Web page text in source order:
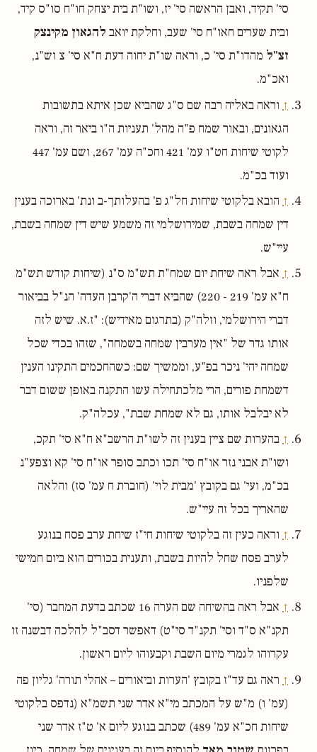
סי' תקיד, ואבן הראשה סי' יז, ושו"ת בית יצחק חו"ח סו"ס קיד,
ובית שערים חאו"ח סי' שעב, וחלקת יואב להגאון מקינצק
זצ"ל מהדו"ת סי' כ, וראה שו"ת יחוה דעת ח"א סי' צ וש"נ,
ואכ"מ.
↑ וראה באליה רבה שם ס"ג שהביא שכן איתא בתשובות
הגאונים, ובאור שמח פ"ה מהל' תעניות ה"ו ביאר זה, וראה
לקוטי שיחות חט"ו עמ' 421 וחכ"ה עמ' 267, ושם עמ' 447
ועוד בכ"מ.
↑ הובא בלקוטי שיחות חל"ג פ' בהעלותך-ב ונת' בארוכה בענין
דין שמחה בשבת, שמירושלמי זה משמע שיש דין שמחה בשבת,
עיי"ש.
↑ אבל ראה שיחת יום שמח"ת תש"מ ס"נ (שיחות קודש תש"מ
ח"א עמ' 219 - 220) שהביא דברי ה'קרבן העדה' הנ"ל בביאור
דברי הירושלמי, וזלה"ק (בתרגום מאידיש): "ז.א. שיש לזה
אותו גדר של "אין מערבין שמחה בשמחה", שזהו בכדי שכל
שמחה יהי' ניכר בפ"ע, וממשיך שם: כשהחכמים התקינו הענין
דשמחת פורים, הרי מלכתחילה עשו התקנה באופן ששום דבר
לא יבלבל אותו, גם לא שמחת שבת", עכלה"ק.
↑בהערות שם ציין בענין זה לשו"ת הרשב"א ח"א סי' תקכ,
ושו"ת אבני נזר או"ח סי' תכו וכתב סופר או"ח סי' קא וצפע"נ
בכ"מ, ועי' גם בקובץ 'מבית לוי' (חוברת ח עמ' סז) והלאה
שהאריך בכל זה עיי"ש.
↑ וראה כעין זה בלקוטי שיחות חי"ז שיחת ערב פסח בנוגע
לערב פסח שחל להיות בשבת, ותענית בכורים הוא ביום חמישי
שלפניו.
↑
אבל ראה בהשיחה שם הערה 16 שכתב בדעת המחבר (סי'
תקנ"א ס"ד וסי' תקנ"ד סי"ט) דאפשר דסב"ל להלכה דבשנה זו
עקרוהו לגמרי מיום השבת וקבעוהו ליום ראשון.
↑ ראה גם עד"ז בקובץ 'הערות וביאורים – אהלי תורה' גליון פה
(עמ' ו) מ"ש על המכתב מי"א אדר שני תשמ"א (נדפס בלקוטי
שיחות חכ"א עמ' 489) שכתב בנוגע ליום א' ט"ז אדר שני